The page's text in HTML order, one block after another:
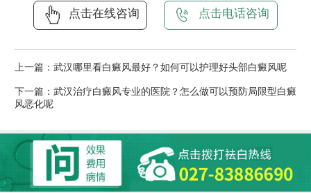
点击在线咨询 点击电话咨询
上一篇： 武汉哪里看白癜风最好？如何可以护理好头部白癜风呢
下一篇： 武汉治疗白癜风专业的医院？怎么做可以预防局限型白癜
风恶化呢